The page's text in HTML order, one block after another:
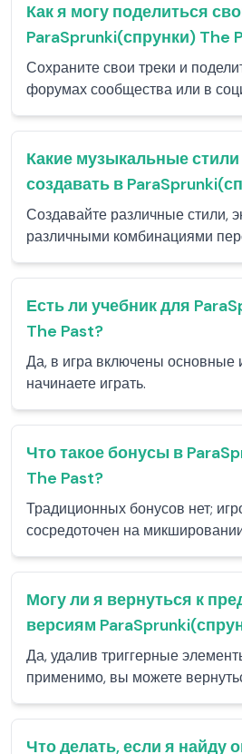
Как я могу поделиться
ParaSprunki(спрунки) The
Сохраните свои треки и
форумах сообщества или в
Какие музыкальные
создавать в
Создавайте различные стили,
различными комбинациями
Есть ли учебник для
The Past?
Да, в игра включены основные
начинаете играть.
Что такое бонусы в
The Past?
Традиционных бонусов нет;
сосредоточен на
Могу ли я вернуться к
версиям
Да, удалив триггерные
применимо, вы можете
Что делать, если я найду